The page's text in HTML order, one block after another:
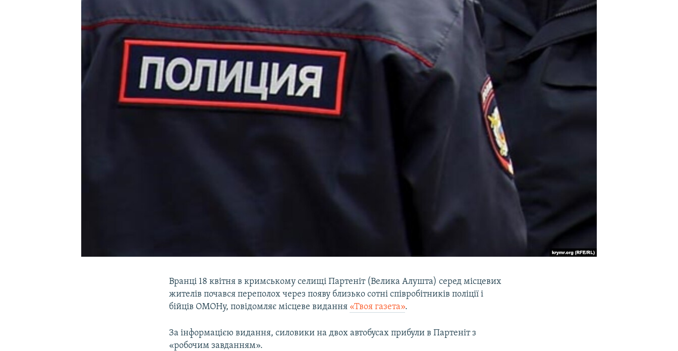
Вранці 18 квітня в кримському селищі Партеніт (Велика Алушта) серед місцевих
жителів почався переполох через появу близько сотні співробітників поліції і
бійців ОМОНу, повідомляє місцеве видання «Твоя газета».
За інформацією видання, силовики на двох автобусах прибули в Партеніт з
«робочим завданням».